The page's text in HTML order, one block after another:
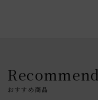
Recommend